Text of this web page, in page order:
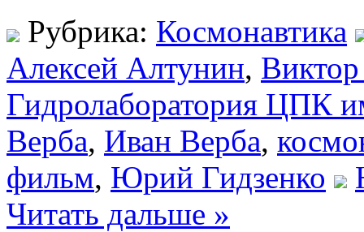
Рубрика: Космонавтика
Алексей Алтунин,
Гидролаборатория ЦПК
Верба, Иван Верба,
фильм, Юрий Гидзенко
Читать дальше »